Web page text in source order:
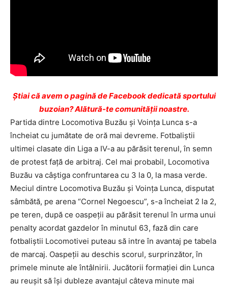
Ştiai că avem o pagină de Facebook dedicată sportului
buzoian? Alătură-te comunității noastre.
Partida dintre Locomotiva Buzău şi Voinţa Lunca s-a
încheiat cu jumătate de oră mai devreme. Fotbaliştii
ultimei clasate din Liga a IV-a au părăsit terenul, în semn
de protest faţă de arbitraj. Cel mai probabil, Locomotiva
Buzău va câştiga confruntarea cu 3 la 0, la masa verde.
Meciul dintre Locomotiva Buzău şi Voinţa Lunca, disputat
sâmbătă, pe arena “Cornel Negoescu”, s-a încheiat 2 la 2,
pe teren, după ce oaspeţii au părăsit terenul în urma unui
penalty acordat gazdelor în minutul 63, fază din care
fotbaliştii Locomotivei puteau să intre în avantaj pe tabela
de marcaj. Oaspeţii au deschis scorul, surprinzător, în
primele minute ale întâlnirii. Jucătorii formaţiei din Lunca
au reuşit să îşi dubleze avantajul câteva minute mai